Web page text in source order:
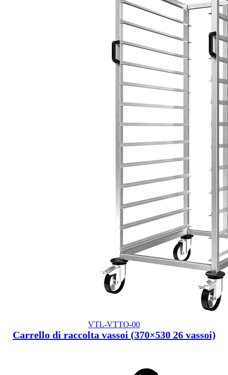
VTL-VTTO-00
Carrello di raccolta vassoi (370×530 26 vassoi)